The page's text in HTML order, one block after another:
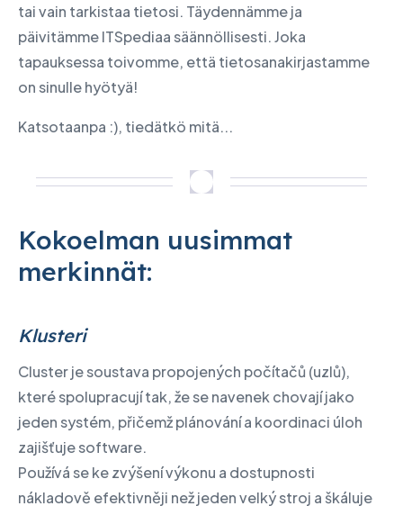
tai vain tarkistaa tietosi. Täydennämme ja
päivitämme ITSpediaa säännöllisesti. Joka
tapauksessa toivomme, että tietosanakirjastamme
on sinulle hyötyä!
Katsotaanpa :), tiedätkö mitä...
Kokoelman uusimmat
merkinnät:
Klusteri
Cluster je soustava propojených počítačů (uzlů),
které spolupracují tak, že se navenek chovají jako
jeden systém, přičemž plánování a koordinaci úloh
zajišťuje software.
Používá se ke zvýšení výkonu a dostupnosti
nákladově efektivněji než jeden velký stroj a škáluje